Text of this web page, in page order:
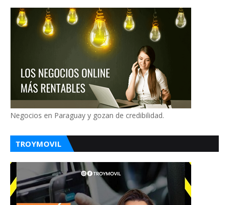
Negocios en Paraguay y gozan de credibilidad.
TROYMOVIL